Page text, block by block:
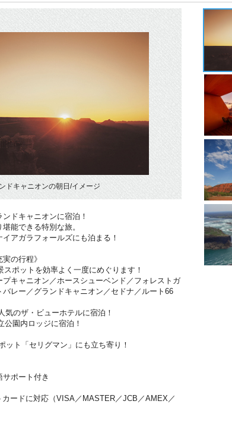
ドキャニオンの朝日/イメージ
ドキャニオンに宿泊！
能できる特別な旅。
アガラフォールズにも泊まる！
の行程》
ポットを効率よく一度にめぐります！
プキャニオン／ホースシューベンド／フォレストガ
レー／グランドキャニオン／セドナ／ルート66
のザ・ビューホテルに宿泊！
園内ロッジに宿泊！
ト「セリグマン」にも立ち寄り！
ポート付き
ードに対応（VISA／MASTER／JCB／AMEX／